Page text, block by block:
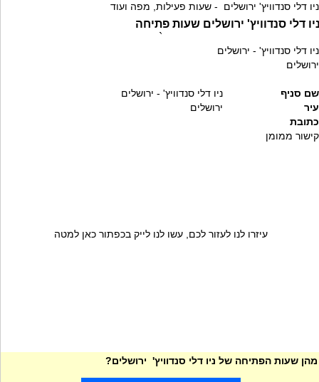
ניו דלי סנדוויץ' ירושלים - שעות פעילות, מפה ועוד
דלי סנדוויץ' ירושלים שעות פתיחה
`
ניו דלי סנדוויץ' - ירושלים
ירושלים
שם סניף
ניו דלי סנדוויץ' - ירושלים
עיר
ירושלים
כתובת
קישור ממומן
עיזרו לנו לעזור לכם, עשו לנו לייק בכפתור כאן למטה
מהן שעות הפתיחה של ניו דלי סנדוויץ' ירושלים?